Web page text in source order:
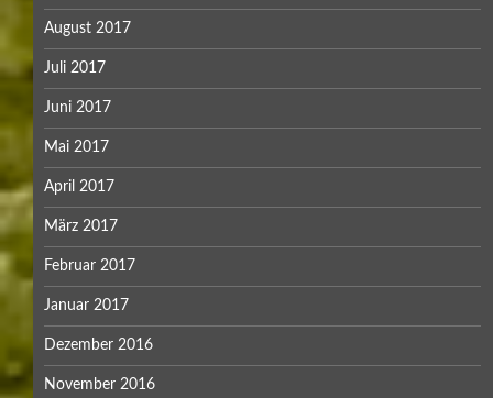
August 2017
Juli 2017
Juni 2017
Mai 2017
April 2017
März 2017
Februar 2017
Januar 2017
Dezember 2016
November 2016